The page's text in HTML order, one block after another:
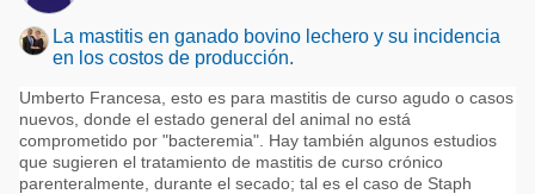
La mastitis en ganado bovino lechero y su incidencia
en los costos de producción.
Umberto Francesa, esto es para mastitis de curso agudo o casos
nuevos, donde el estado general del animal no está
comprometido por "bacteremia". Hay también algunos estudios
que sugieren el tratamiento de mastitis de curso crónico
parenteralmente, durante el secado; tal es el caso de Staph